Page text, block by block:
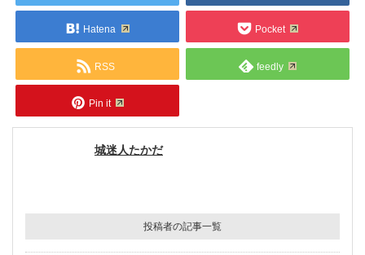
Hatena Pocket
RSS feedly
Pin it
城迷人たかだ
投稿者の記事一覧